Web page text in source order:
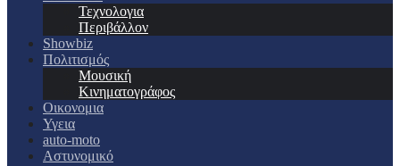
Τεχνολογια
Περιβάλλον
Showbiz
Πολιτισμός
Μουσική
Κινηματογράφος
Οικονομια
Υγεια
auto-moto
Αστυνομικό